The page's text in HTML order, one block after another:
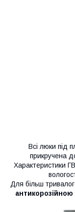
Всі люки під
прикручена
Характеристики
Для більш